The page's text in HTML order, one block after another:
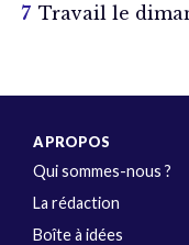
Travail le
A PROPOS
Qui sommes-nous ?
La rédaction
Boîte à idées